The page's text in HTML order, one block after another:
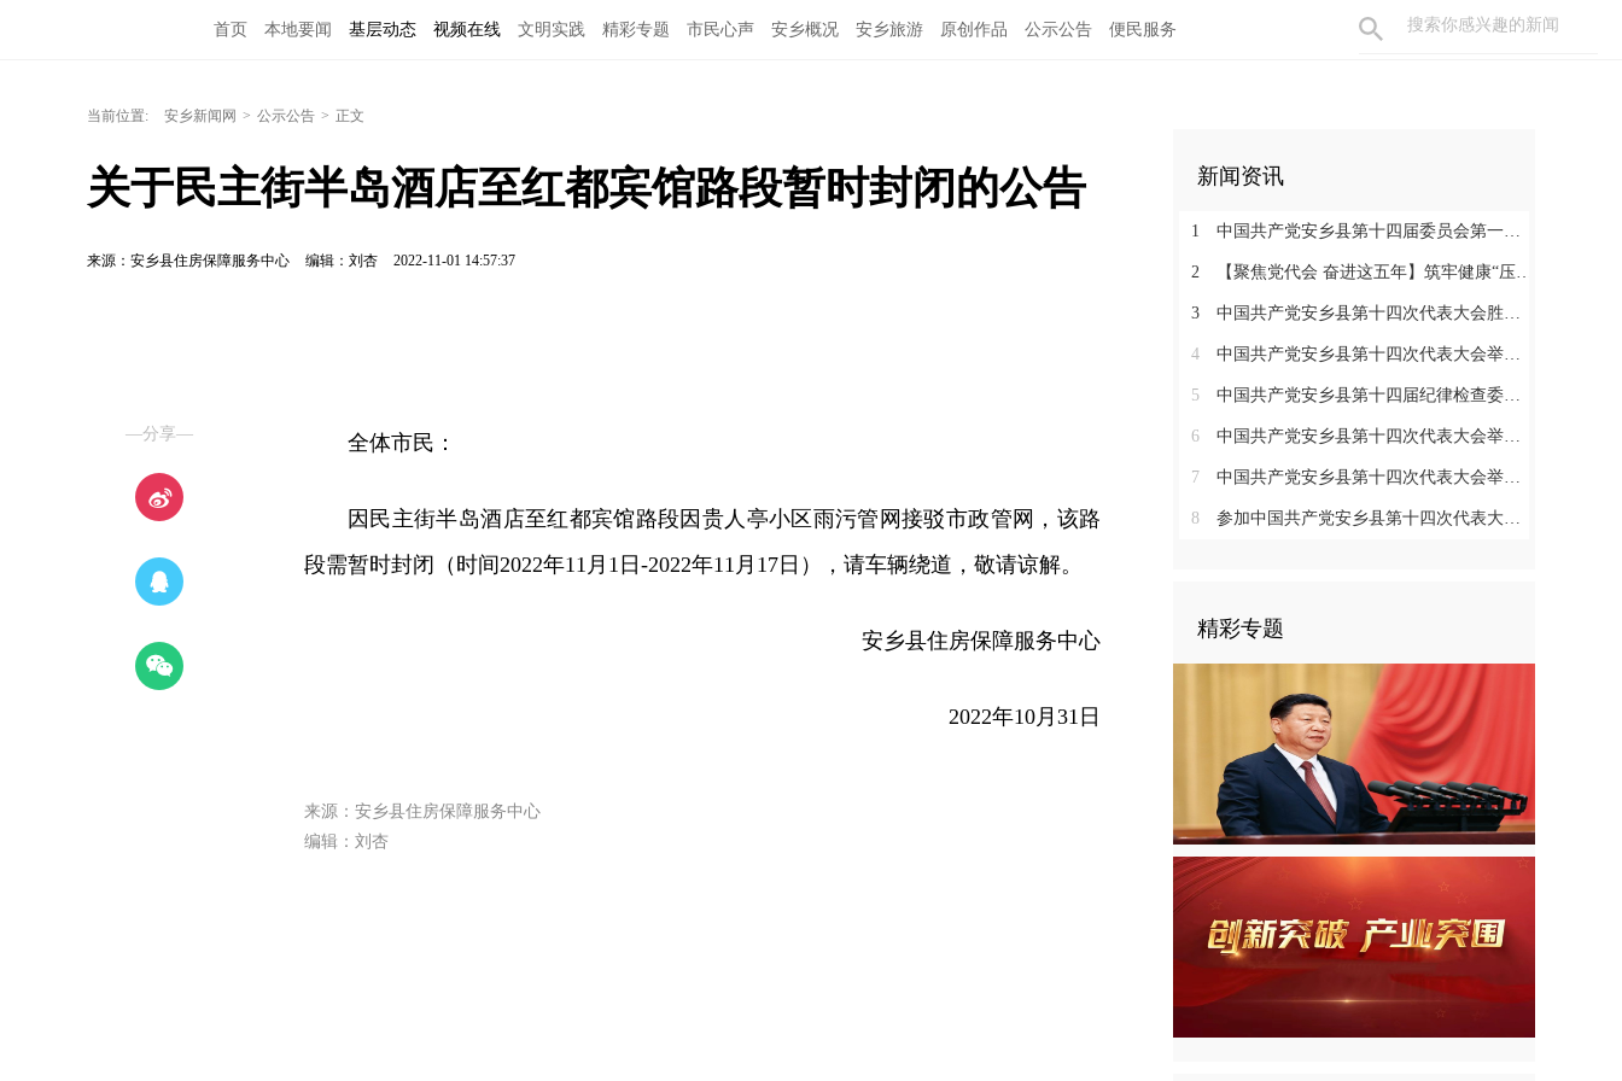
首页 本地要闻 基层动态 视频在线 文明实践 精彩专题 市民心声 安乡概况 安乡旅游 原创作品 公示公告 便民服务
当前位置: 安乡新闻网 > 公示公告 > 正文
关于民主街半岛酒店至红都宾馆路段暂时封闭的公告
来源：安乡县住房保障服务中心 编辑：刘杏 2022-11-01 14:57:37
—分享— 全体市民：
因民主街半岛酒店至红都宾馆路段因贵人亭小区雨污管网接驳市政管网，该路
段需暂时封闭（时间2022年11月1日-2022年11月17日），请车辆绕道，敬请谅解。
安乡县住房保障服务中心
2022年10月31日
来源：安乡县住房保障服务中心
编辑：刘杏
新闻资讯
1 中国共产党安乡县第十四届委员会第一次全体会议召开
2 【聚焦党代会 奋进这五年】筑牢健康“压舱石” 书写安乡“大民生”
3 中国共产党安乡县第十四次代表大会胜利闭幕
4 中国共产党安乡县第十四次代表大会举行主席团第七次会议
5 中国共产党安乡县第十四届纪律检查委员会第一次全体会议召开
6 中国共产党安乡县第十四次代表大会举行主席团常务委员会第三次会议
7 中国共产党安乡县第十四次代表大会举行第三次全体会议
8 参加中国共产党安乡县第十四次代表大会代表分组讨论县委工作报告和县纪委工作报告
精彩专题